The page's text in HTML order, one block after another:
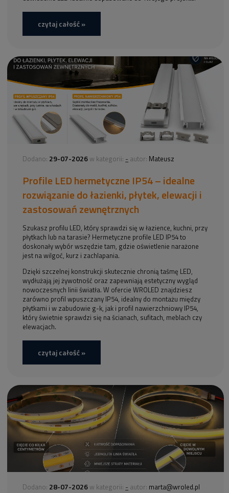
czytaj całość »
Dodano: 29-07-2026 w kategorii: - autor: Mateusz
Profile LED hermetyczne IP54 – idealne
rozwiązanie do łazienki, płytek, elewacji i
zastosowań zewnętrznych
Szukasz profilu LED, który sprawdzi się w łazience, kuchni, przy
płytkach lub na tarasie? Hermetyczne profile LED IP54 to
doskonały wybór wszędzie tam, gdzie oświetlenie narażone
jest na wilgoć, kurz i zachlapania.
Dzięki szczelnej konstrukcji skutecznie chronią taśmę LED,
wydłużają jej żywotność oraz zapewniają estetyczny wygląd
nowoczesnych linii światła. W ofercie WROLED znajdziesz
zarówno profil wpuszczany IP54, idealny do montażu między
płytkami i w zabudowie g-k, jak i profil nawierzchniowy IP54,
który świetnie sprawdzi się na ścianach, sufitach, meblach czy
elewacjach.
czytaj całość »
Dodano: 28-07-2026 w kategorii: - autor: marta@wroled.pl